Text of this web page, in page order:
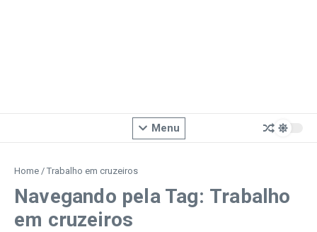
Menu
Home / Trabalho em cruzeiros
Navegando pela Tag: Trabalho
em cruzeiros